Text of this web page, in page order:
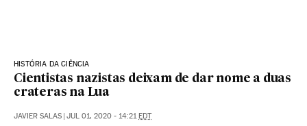
HISTÓRIA DA CIÊNCIA
Cientistas nazistas deixam de dar nome a duas
crateras na Lua
JAVIER SALAS JUL 01, 2020 - 14:21 EDT